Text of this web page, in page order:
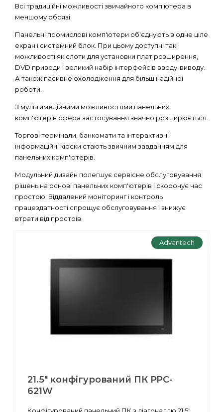
Всі традиційні можливості звичайного комп'ютера в
меншому обсязі.
Панельні промислові комп'ютери об'єднують в одне ціле
екран і системний блок. При цьому доступні такі
можливості як слоти для установки плат розширення,
DVD приводи і великий набір інтерфейсів вводу-виводу.
А також пасивне охолодження для більш надійної
роботи.
З мультимедійними можливостями панельних
комп'ютерів сфера застосування значно розширюється.
Торгові термінали, банкомати та інтерактивні
інформаційні кіоски стають звичним завданням для
панельних комп'ютерів.
Модульний дизайн полегшує сервісне обслуговування
рішень на основі панельних комп'ютерів і скорочує час
простою. Віддалений моніторинг і контроль
працездатності спрощує обслуговування і знижує
втрати від простоїв.
Advantech
21.5" конфігурований ПК PPC-
621W
Конфігурований панельний ПК з діагоналлю 21.5"